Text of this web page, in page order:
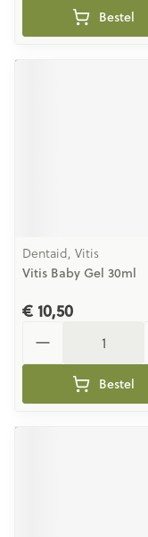
Bestel
Dentaid, Vitis
Vitis Baby Gel 30ml
€ 10,50
Bestel